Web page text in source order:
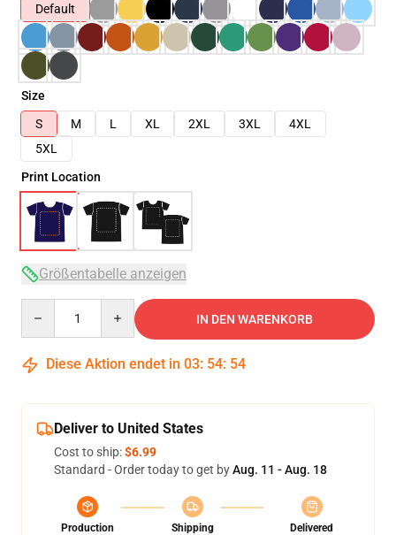
Default
Size
S
M L XL 2XL 3XL
4XL
5XL
Print Location
Größentabelle anzeigen
IN DEN WARENKORB
Diese Aktion endet in 03: 54: 54
Deliver to United States
Cost to ship:$6.99
Standard - Order today to get byAug. 11 - Aug. 18
Production
Shipping
Delivered